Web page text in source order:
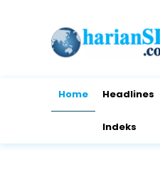
Home Headlines
Indeks